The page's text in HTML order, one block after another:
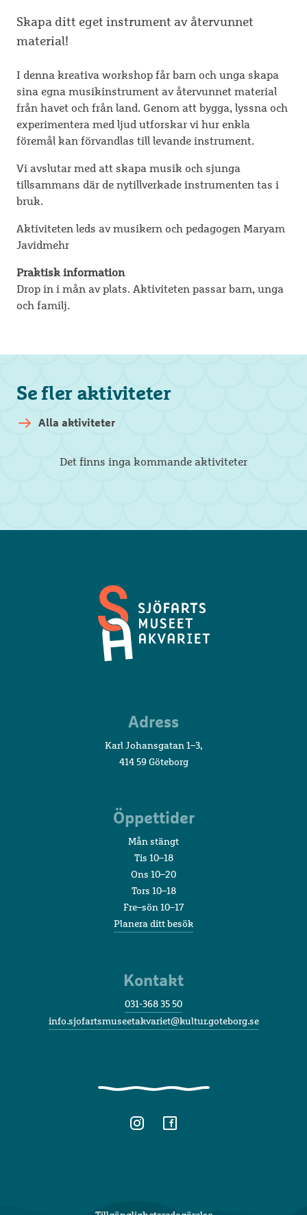
Skapa ditt eget instrument av återvunnet
material!
I denna kreativa workshop får barn och unga skapa
sina egna musikinstrument av återvunnet material
från havet och från land. Genom att bygga, lyssna och
experimentera med ljud utforskar vi hur enkla
föremål kan förvandlas till levande instrument.
Vi avslutar med att skapa musik och sjunga
tillsammans där de nytillverkade instrumenten tas i
bruk.
Aktiviteten leds av musikern och pedagogen Maryam
Javidmehr
Praktisk information
Drop in i mån av plats. Aktiviteten passar barn, unga
och familj.
Se fler aktiviteter
Alla aktiviteter
Det finns inga kommande aktiviteter
AkvarietAdress
Karl Johansgatan 1–3,
414 59 Göteborg
Öppettider
Mån stängt
Tis 10–18
Ons 10–20
Tors 10–18
Fre–sön 10–17
Planera ditt besök
Kontakt
031-368 35 50
info.sjofartsmuseetakvariet@kultur.goteborg.se